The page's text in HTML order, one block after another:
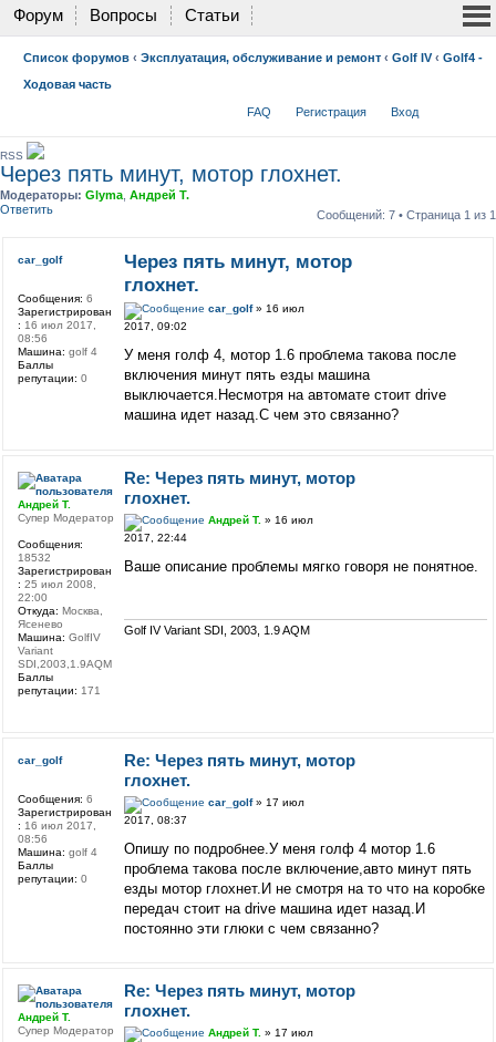
Форум Вопросы Статьи
Список форумов ‹ Эксплуатация, обслуживание и ремонт ‹ Golf IV ‹ Golf4 -
Ходовая часть
FAQ Регистрация Вход
RSS
Через пять минут, мотор глохнет.
Модераторы: Glyma Андрей Т.
Ответить
Сообщений: 7 • Страница 1 из 1
Через пять минут, мотор
глохнет.
car_golf» 16 июл
2017, 09:02
У меня голф 4, мотор 1.6 проблема такова после
включения минут пять езды машина
выключается.Несмотря на автомате стоит drive
машина идет назад.С чем это связанно?
car_golf
Сообщения: 6
Зарегистрирован
: 16 июл 2017,
08:56
Машина: golf 4
Баллы
репутации: 0
Re: Через пять минут, мотор
глохнет.
Андрей Т. » 16 июл
2017, 22:44
Ваше описание проблемы мягко говоря не понятное.
Golf IV Variant SDI, 2003, 1.9 AQM
Андрей Т.
Супер Модератор
Сообщения:
18532
Зарегистрирован
: 25 июл 2008,
22:00
Откуда: Москва,
Ясенево
Машина: GolfIV
Variant
SDI,2003,1.9AQM
Баллы
репутации: 171
Re: Через пять минут, мотор
глохнет.
car_golf» 17 июл
2017, 08:37
Опишу по подробнее.У меня голф 4 мотор 1.6
проблема такова после включение,авто минут пять
езды мотор глохнет.И не смотря на то что на коробке
передач стоит на drive машина идет назад.И
постоянно эти глюки с чем связанно?
car_golf
Сообщения: 6
Зарегистрирован
: 16 июл 2017,
08:56
Машина: golf 4
Баллы
репутации: 0
Re: Через пять минут, мотор
глохнет.
Андрей Т. » 17 июл
Андрей Т.
Супер Модератор